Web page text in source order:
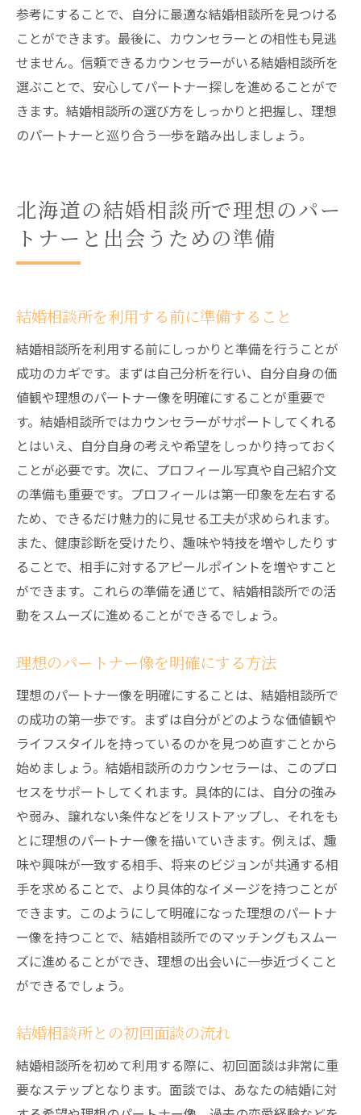
参考にすることで、自分に最適な結婚相談所を見つける
ことができます。最後に、カウンセラーとの相性も見逃
せません。信頼できるカウンセラーがいる結婚相談所を
選ぶことで、安心してパートナー探しを進めることがで
きます。結婚相談所の選び方をしっかりと把握し、理想
のパートナーと巡り合う一歩を踏み出しましょう。
北海道の結婚相談所で理想のパー
トナーと出会うための準備
結婚相談所を利用する前に準備すること
結婚相談所を利用する前にしっかりと準備を行うことが
成功のカギです。まずは自己分析を行い、自分自身の価
値観や理想のパートナー像を明確にすることが重要で
す。結婚相談所ではカウンセラーがサポートしてくれる
とはいえ、自分自身の考えや希望をしっかり持っておく
ことが必要です。次に、プロフィール写真や自己紹介文
の準備も重要です。プロフィールは第一印象を左右する
ため、できるだけ魅力的に見せる工夫が求められます。
また、健康診断を受けたり、趣味や特技を増やしたりす
ることで、相手に対するアピールポイントを増やすこと
ができます。これらの準備を通じて、結婚相談所での活
動をスムーズに進めることができるでしょう。
理想のパートナー像を明確にする方法
理想のパートナー像を明確にすることは、結婚相談所で
の成功の第一歩です。まずは自分がどのような価値観や
ライフスタイルを持っているのかを見つめ直すことから
始めましょう。結婚相談所のカウンセラーは、このプロ
セスをサポートしてくれます。具体的には、自分の強み
や弱み、譲れない条件などをリストアップし、それをも
とに理想のパートナー像を描いていきます。例えば、趣
味や興味が一致する相手、将来のビジョンが共通する相
手を求めることで、より具体的なイメージを持つことが
できます。このようにして明確になった理想のパートナ
ー像を持つことで、結婚相談所でのマッチングもスムー
ズに進めることができ、理想の出会いに一歩近づくこと
ができるでしょう。
結婚相談所との初回面談の流れ
結婚相談所を初めて利用する際に、初回面談は非常に重
要なステップとなります。面談では、あなたの結婚に対